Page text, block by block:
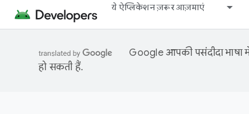
ये ऐप्लिकेशन ज़रूर आज़माएं
Google आपकी पसंदीदा भाषा
हो सकती हैं.